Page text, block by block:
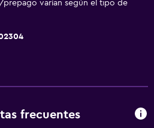
prepago varían según el tipo de
frecuentes